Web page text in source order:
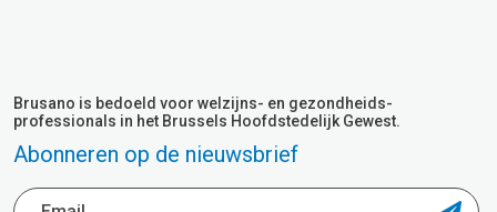
Brusano is bedoeld voor welzijns- en gezondheids-
professionals in het Brussels Hoofdstedelijk Gewest.
Abonneren op de nieuwsbrief